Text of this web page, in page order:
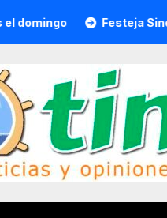
Festeja Sindicato